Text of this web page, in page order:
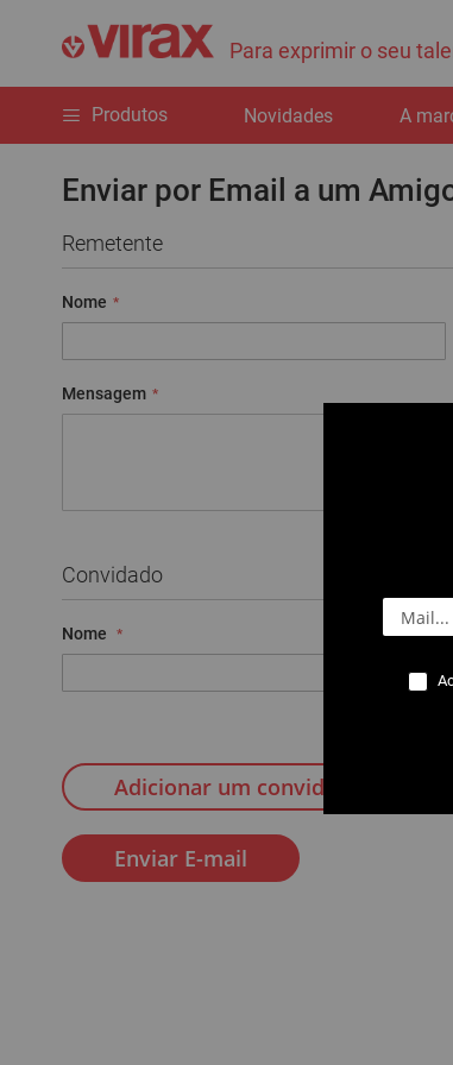
Para exprimir o seu
Produtos Novidades A
Enviar por Email a um
Remetente
Nome
Mensagem
Convidado
Nome
Adicionar um convidado
Enviar E-mail